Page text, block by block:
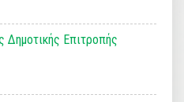
Δημοτικής Επιτροπής